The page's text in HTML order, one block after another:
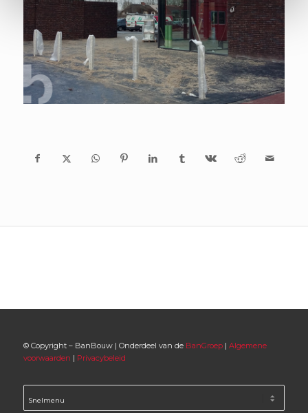
© Copyright – BanBouw | Onderdeel van de BanGroep| Algemene
voorwaarden | Privacybeleid